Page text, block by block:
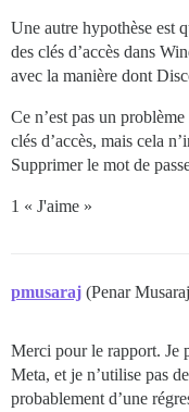
Une autre hypothèse est
des clés d’accès dans
avec la manière dont
Ce n’est pas un
clés d’accès, mais cela
Supprimer le mot de
1 « J'aime »
pmusaraj (Penar
Merci pour le rapport. Je
Meta, et je n’utilise pas
probablement d’une